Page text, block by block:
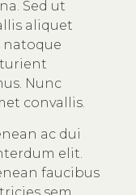
Sed ut
aliquet
natoque
Nunc
convallis.
ac dui
elit.
faucibus
sem